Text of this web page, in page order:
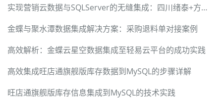
实现营销云数据与SQLServer的无缝集成：四川绪泰+方案解析
金蝶与聚水潭数据集成解决方案：采购退料单对接案例
高效解析：金蝶云星空数据集成至轻易云平台的成功实践
高效集成旺店通旗舰版库存数据到MySQL的步骤详解
旺店通旗舰版库存信息集成到MySQL的技术实践